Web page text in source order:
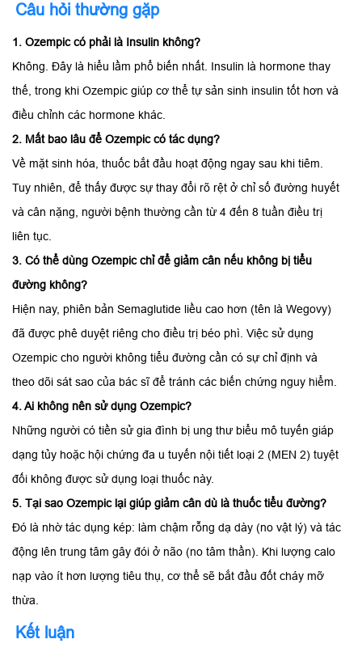
Câu hỏi thường gặp
1. Ozempic có phải là Insulin không?
Không. Đây là hiểu lầm phổ biến nhất. Insulin là hormone thay
thế, trong khi Ozempic giúp cơ thể tự sản sinh insulin tốt hơn và
điều chỉnh các hormone khác.
2. Mất bao lâu để Ozempic có tác dụng?
Về mặt sinh hóa, thuốc bắt đầu hoạt động ngay sau khi tiêm.
Tuy nhiên, để thấy được sự thay đổi rõ rệt ở chỉ số đường huyết
và cân nặng, người bệnh thường cần từ 4 đến 8 tuần điều trị
liên tục.
3. Có thể dùng Ozempic chỉ để giảm cân nếu không bị tiểu
đường không?
Hiện nay, phiên bản Semaglutide liều cao hơn (tên là Wegovy)
đã được phê duyệt riêng cho điều trị béo phì. Việc sử dụng
Ozempic cho người không tiểu đường cần có sự chỉ định và
theo dõi sát sao của bác sĩ để tránh các biến chứng nguy hiểm.
4. Ai không nên sử dụng Ozempic?
Những người có tiền sử gia đình bị ung thư biểu mô tuyến giáp
dạng tủy hoặc hội chứng đa u tuyến nội tiết loại 2 (MEN 2) tuyệt
đối không được sử dụng loại thuốc này.
5. Tại sao Ozempic lại giúp giảm cân dù là thuốc tiểu đường?
Đó là nhờ tác dụng kép: làm chậm rỗng dạ dày (no vật lý) và tác
động lên trung tâm gây đói ở não (no tâm thần). Khi lượng calo
nạp vào ít hơn lượng tiêu thụ, cơ thể sẽ bắt đầu đốt cháy mỡ
thừa.
Kết luận